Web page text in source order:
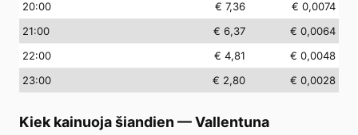
20:00 € 7,36
€ 0,0074
21:00 € 6,37
€ 0,0064
22:00 € 4,81
€ 0,0048
23:00 € 2,80 € 0,0028
Kiek kainuoja šiandien —Vallentuna